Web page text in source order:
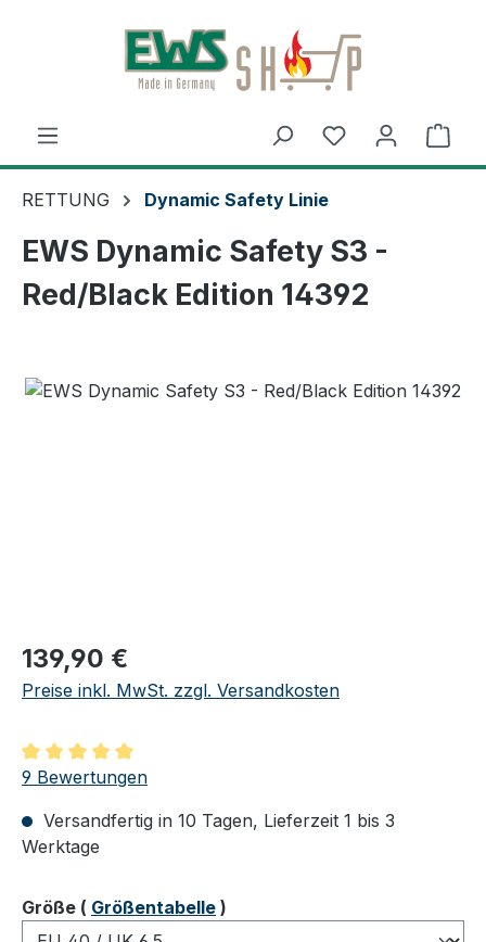
Zum Hauptinhalt springen
RETTUNG Dynamic Safety Linie
EWS Dynamic Safety S3 -
Red/Black Edition 14392
Regulärer Preis:
139,90 €
Preise inkl. MwSt. zzgl. Versandkosten
Durchschnittliche Bewertung von 5 von 5 Sternen
9 Bewertungen
Versandfertig in 10 Tagen, Lieferzeit 1 bis 3
Werktage
Größeauswählen
( Größentabelle )